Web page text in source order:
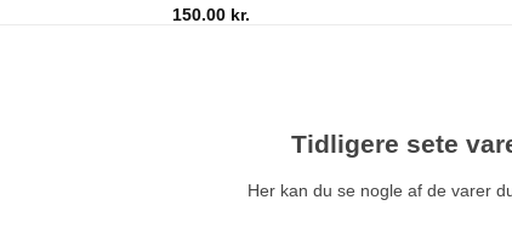
150.00 kr.
Tidligere sete
Her kan du se nogle af de varer